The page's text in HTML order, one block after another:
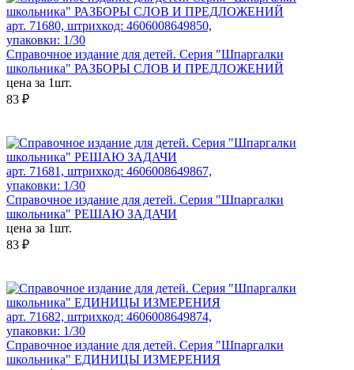
арт. 71680, штрихкод: 4606008649850,
упаковки: 1/30
Справочное издание для детей. Серия "Шпаргалки
школьника" РАЗБОРЫ СЛОВ И ПРЕДЛОЖЕНИЙ
цена за 1шт.
83 ₽
арт. 71681, штрихкод: 4606008649867,
упаковки: 1/30
Справочное издание для детей. Серия "Шпаргалки
школьника" РЕШАЮ ЗАДАЧИ
цена за 1шт.
83 ₽
арт. 71682, штрихкод: 4606008649874,
упаковки: 1/30
Справочное издание для детей. Серия "Шпаргалки
школьника" ЕДИНИЦЫ ИЗМЕРЕНИЯ